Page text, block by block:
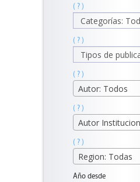
( ? )
( ? )
( ? )
Autor: Todos
( ? )
( ? )
Region: Todas
Año desde